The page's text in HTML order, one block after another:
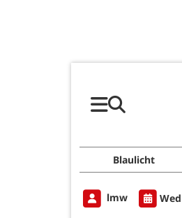
Blaulicht
lmw